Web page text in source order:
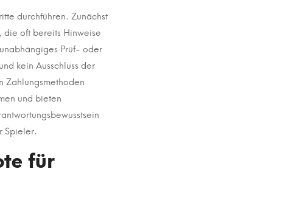
durchführen. Zunächst
die oft bereits Hinweise
Prüf- oder
kein Ausschluss der
Zahlungsmethoden
und bieten
Spieler.
für